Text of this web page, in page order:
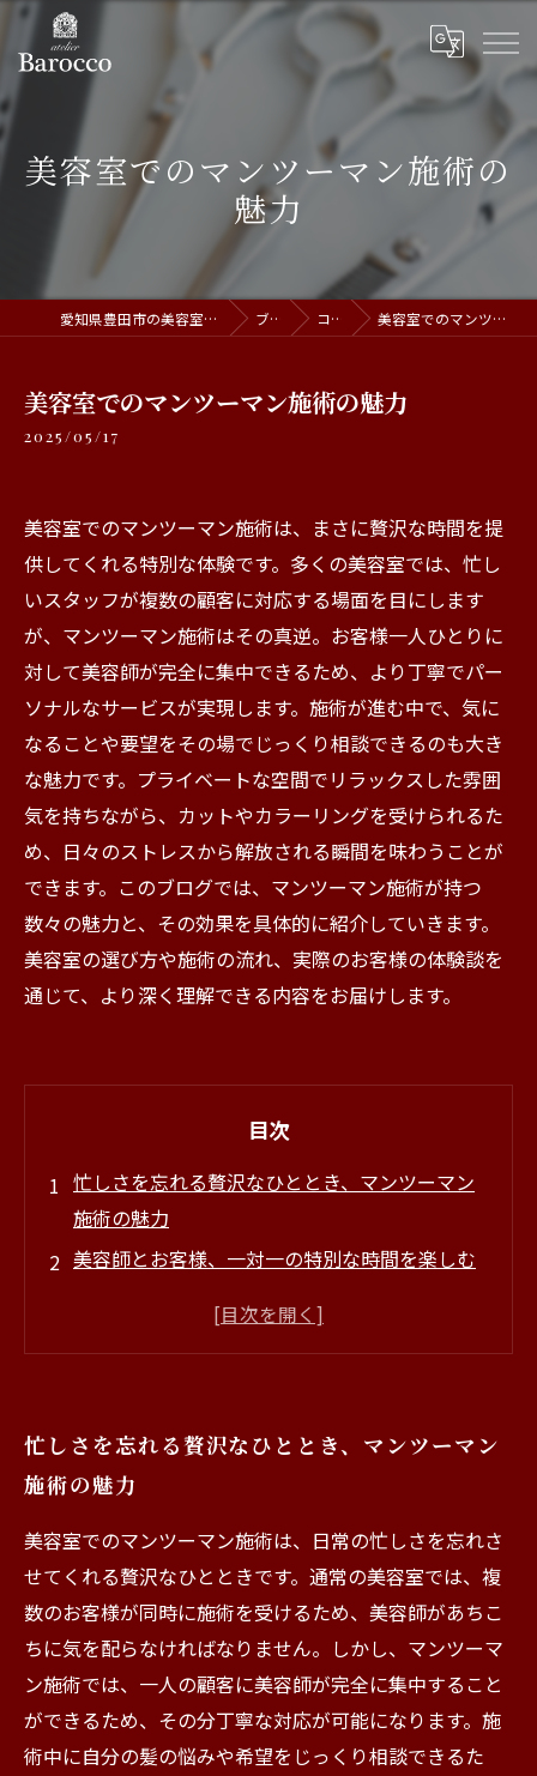
美容室でのマンツーマン施術の
魅力
愛知県豊田市の美容室ならatelier Barocco ブログ コラム 美容室でのマンツーマン施術の魅力
美容室でのマンツーマン施術の魅力
2025/05/17
美容室でのマンツーマン施術は、まさに贅沢な時間を提
供してくれる特別な体験です。多くの美容室では、忙し
いスタッフが複数の顧客に対応する場面を目にします
が、マンツーマン施術はその真逆。お客様一人ひとりに
対して美容師が完全に集中できるため、より丁寧でパー
ソナルなサービスが実現します。施術が進む中で、気に
なることや要望をその場でじっくり相談できるのも大き
な魅力です。プライベートな空間でリラックスした雰囲
気を持ちながら、カットやカラーリングを受けられるた
め、日々のストレスから解放される瞬間を味わうことが
できます。このブログでは、マンツーマン施術が持つ
数々の魅力と、その効果を具体的に紹介していきます。
美容室の選び方や施術の流れ、実際のお客様の体験談を
通じて、より深く理解できる内容をお届けします。
目次
忙しさを忘れる贅沢なひととき、マンツーマン
施術の魅力
美容師とお客様、一対一の特別な時間を楽しむ
自分だけのスタイルを追求する、マンツーマン
スの価値
マンツーマン施術を選ぶポイント、あなたに合
った美容室の見つけ方
贅沢な時間がもたらす新しいあなた、マンツー
マン施術の効果とは
忙しさを忘れる贅沢なひととき、マンツーマン
施術の魅力
美容室でのマンツーマン施術は、日常の忙しさを忘れさ
せてくれる贅沢なひとときです。通常の美容室では、複
数のお客様が同時に施術を受けるため、美容師があちこ
ちに気を配らなければなりません。しかし、マンツーマ
ン施術では、一人の顧客に美容師が完全に集中すること
ができるため、その分丁寧な対応が可能になります。施
術中に自分の髪の悩みや希望をじっくり相談できるた